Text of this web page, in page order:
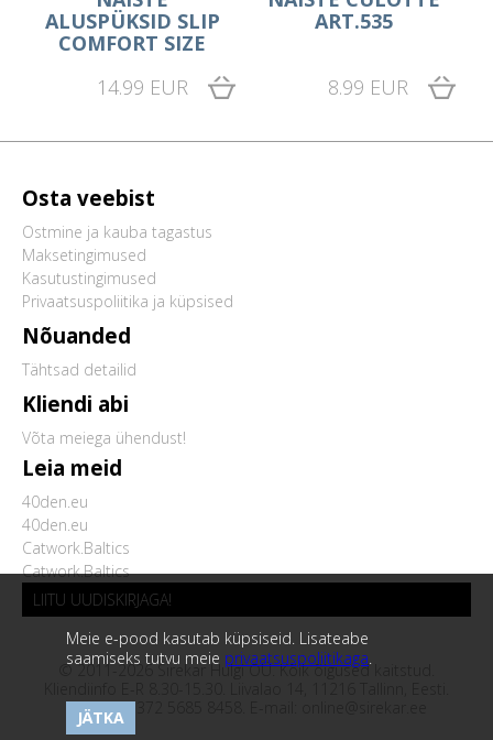
Meie e-pood kasutab küpsiseid. Lisateabe
saamiseks tutvu meie privaatsuspoliitikaga.
JÄTKA
ALUSPÜKSID SLIP
COMFORT SIZE
14.99 EUR
ART.535
8.99 EUR
Osta veebist
Ostmine ja kauba tagastus
Maksetingimused
Kasutustingimused
Privaatsuspoliitika ja küpsised
Nõuanded
Tähtsad detailid
Kliendi abi
Võta meiega ühendust!
Leia meid
40den.eu
40den.eu
Catwork.Baltics
Catwork.Baltics
LIITU UUDISKIRJAGA!
© 2011-2026 Sirekar Hulgi OÜ. Kõik õigused kaitstud.
Telefon:+372 5685 8458